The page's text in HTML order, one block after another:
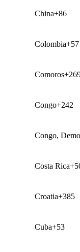
China+86
Colombia+57
Comoros
Congo+242
Congo,
Costa Rica
Croatia+385
Cuba+53